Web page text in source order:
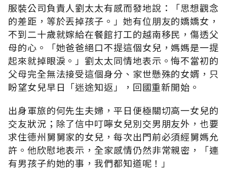
服裝公司負責人劉太太有感而發地說：「思想觀念
的差距，等於丟掉孩子。」她有位朋友的嬌嬌女，
不到二十歲就嫁給在餐館打工的越南移民，傷透父
母的心。「她爸爸絕口不提這個女兒，媽媽是一提
起來就掉眼淚。」劉太太同情地表示。悔不當初的
父母完全無法接受這個身分、家世懸殊的女婿，只
盼望女兒早日「迷途知返」，回國重新開始。
出身軍旅的何先生夫婦，平日便極關切高一女兒的
交友狀況；除了信中叮嚀女兒別交男朋友外，也要
求住德州舅舅家的女兒，每次出門前必須經舅媽允
許。他欣慰地表示，全家感情仍然非常親密，「連
有男孩子約她的事，我們都知道呢！」